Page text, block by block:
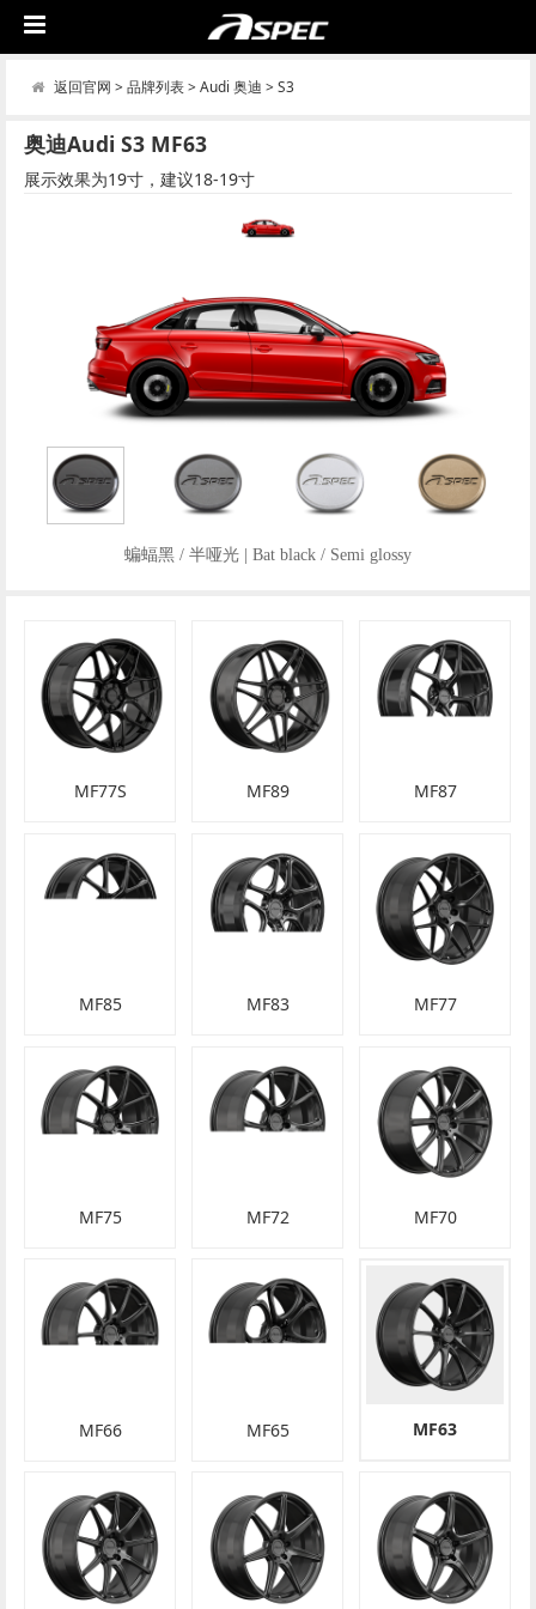
返回官网 > 品牌列表> Audi 奥迪 > S3
奥迪Audi S3 MF63
展示效果为19寸，建议18-19寸
蝙蝠黑 / 半哑光 | Bat black / Semi glossy
MF77S MF89 MF87
MF85 MF83 MF77
MF75 MF72 MF70
MF66 MF65 MF63